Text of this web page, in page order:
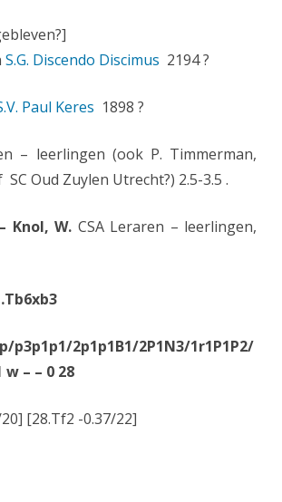
S.G. Discendo Discimus 2194 ?
Paul Keres 1898 ?
– leerlingen (ook P. Timmerman,
SC Oud Zuylen Utrecht?) 2.5-3.5 .
Knol, W. CSA Leraren – leerlingen,
p3p1p1/2p1p1B1/2P1N3/1r1P1P2/
w – – 0 28
[28.Tf2 -0.37/22]